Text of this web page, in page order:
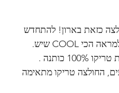
כזאת בארון! להתחדש
עם חולצת טריקו בשילוב הדפס שנון. למראה הכי COOL שיש.
איכות בד גבוהה. מגע נעים לגוף. חולצת טריקו 100% כותנה .
החולצה טריקו מתאימה